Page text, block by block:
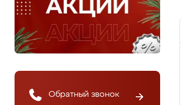
Обратный звонок